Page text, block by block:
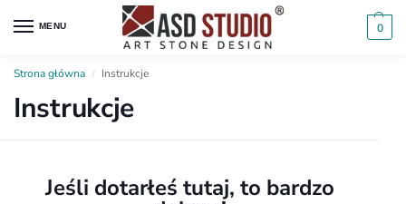
MENU 0
Strona główna / Instrukcje
Instrukcje
Jeśli dotarłeś tutaj, to bardzo